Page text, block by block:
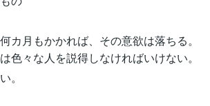
カ月もかかれば、その意欲は落ちる。
色々な人を説得しなければいけない。
。